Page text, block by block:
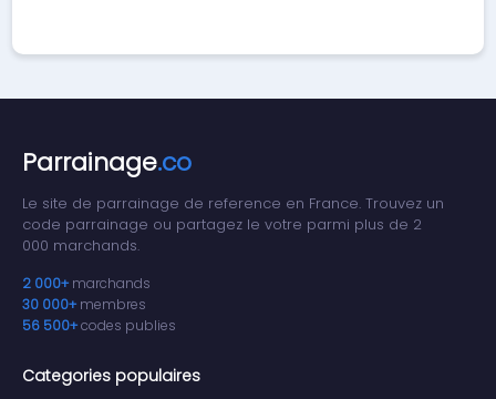
Parrainage.co
Le site de parrainage de reference en France. Trouvez un
code parrainage ou partagez le votre parmi plus de 2
000 marchands.
2 000+ marchands
30 000+ membres
56 500+codes publies
Categories populaires